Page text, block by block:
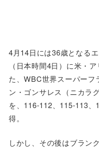
4月14日には36歳となる
（日本時間4日）に米・
た、WBC世界スーパー
ン・ゴンサレス（ニカラ
を、116-112、115-113
得。
しかし、その後はブラン